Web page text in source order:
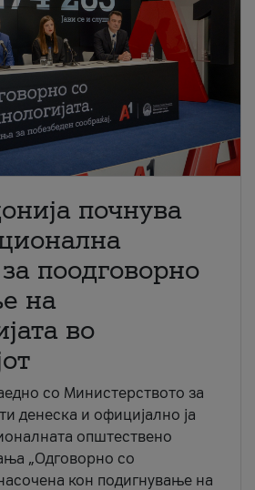
почнува
поодговорно
на
во
со Министерството за
денеска и официјално ја
општествено
„Одговорно со
кон подигнување на